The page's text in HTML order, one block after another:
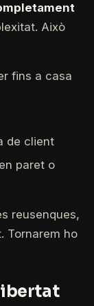
Això
fins a casa
de client
paret o
reusenques,
Tornarem ho